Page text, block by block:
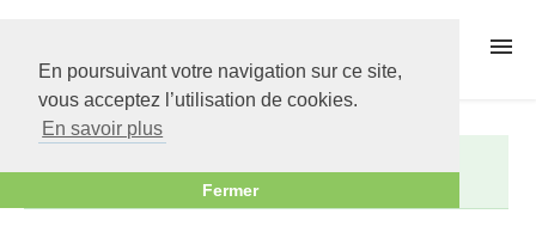
En poursuivant votre navigation sur ce site,
vous acceptez l’utilisation de cookies.
En savoir plus
Fermer
Forums
Forums Questions - Réponses Fruit